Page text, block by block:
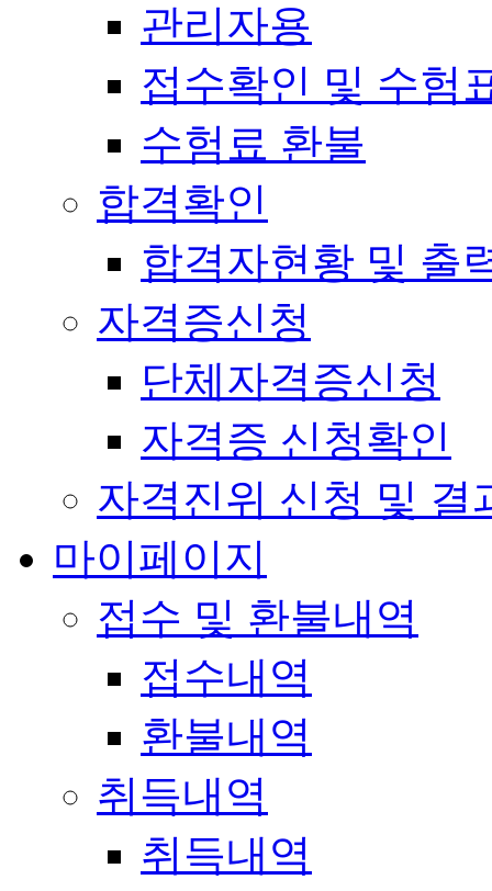
관리자용
접수확인 및 수험
수험료 환불
합격확인
합격자현황 및 출
자격증신청
단체자격증신청
자격증 신청확인
자격진위 신청 및 결
마이페이지
접수 및 환불내역
접수내역
환불내역
취득내역
취득내역